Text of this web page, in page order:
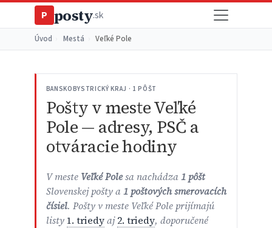
P posty.sk
Úvod Mestá Veľké Pole
BANSKOBYSTRICKÝ KRAJ · 1 PÔŠT
Pošty v meste Veľké
Pole — adresy, PSČ a
otváracie hodiny
V meste Veľké Polesa nachádza1 pôšt
Slovenskej pošty a1 poštových smerovacích
čísiel. Pošty v meste Veľké Pole prijímajú
listy 1. triedyaj2. triedy, doporučené